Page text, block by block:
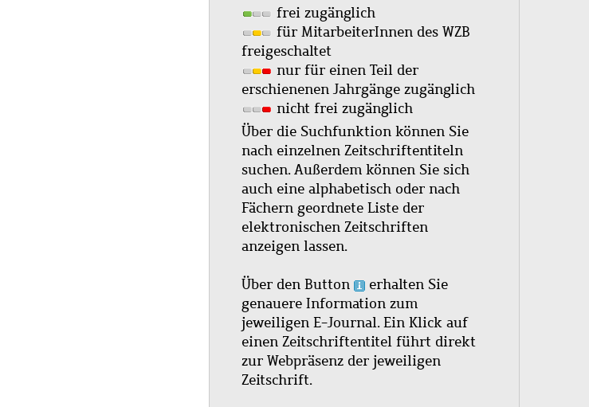
frei zugänglich
für MitarbeiterInnen des WZB
freigeschaltet
nur für einen Teil der
erschienenen Jahrgänge zugänglich
nicht frei zugänglich
Über die Suchfunktion können Sie
nach einzelnen Zeitschriftentiteln
suchen. Außerdem können Sie sich
auch eine alphabetisch oder nach
Fächern geordnete Liste der
elektronischen Zeitschriften
anzeigen lassen.
Über den Button
erhalten Sie
genauere Information zum
jeweiligen E-Journal. Ein Klick auf
einen Zeitschriftentitel führt direkt
zur Webpräsenz der jeweiligen
Zeitschrift.